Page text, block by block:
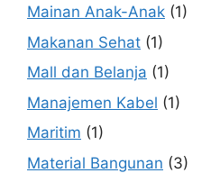
Mainan Anak-Anak (1)
Makanan Sehat (1)
Mall dan Belanja (1)
Manajemen Kabel (1)
Maritim (1)
Material Bangunan (3)